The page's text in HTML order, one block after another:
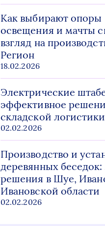
Как выбирают опоры
освещения и мачты
взгляд на
Регион
18.02.2026
Электрические
эффективное
складской логистики
02.02.2026
Производство и
деревянных
решения в Шуе,
Ивановской области
02.02.2026